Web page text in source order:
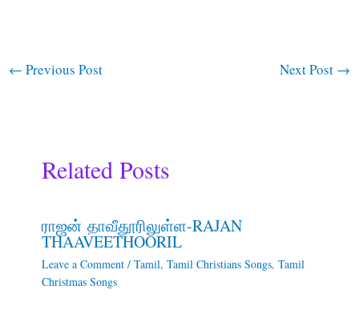
← Previous Post Next Post →
Related Posts
ராஜன் தாவீதூரிலுள்ள-RAJAN
THAAVEETHOORIL
Leave a Comment / Tamil, Tamil Christians Songs, Tamil
Christmas Songs